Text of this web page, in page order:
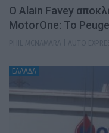
Ο Alain Favey
MotorOne: Το
ΕΛΛΑΔΑ